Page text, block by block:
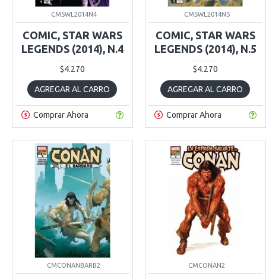
CMSWL2014N4
COMIC, STAR WARS
LEGENDS (2014), N.4
$4.270
AGREGAR AL CARRO
Comprar Ahora
CMSWL2014N5
COMIC, STAR WARS
LEGENDS (2014), N.5
$4.270
AGREGAR AL CARRO
Comprar Ahora
CMCONANBARB2 CMCONAN2